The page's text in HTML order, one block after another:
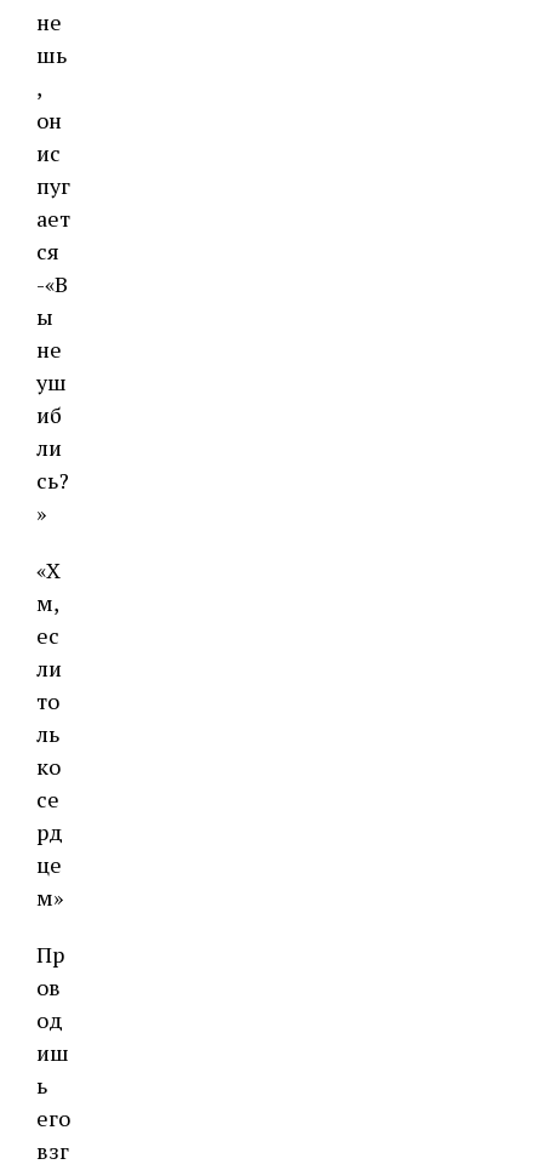
не
шь
,
он
ис
пуг
ает
ся
-«В
ы
не
уш
иб
ли
сь?
»
«Х
м,
ес
ли
то
ль
ко
се
рд
це
м»
Пр
ов
од
иш
ь
его
взг